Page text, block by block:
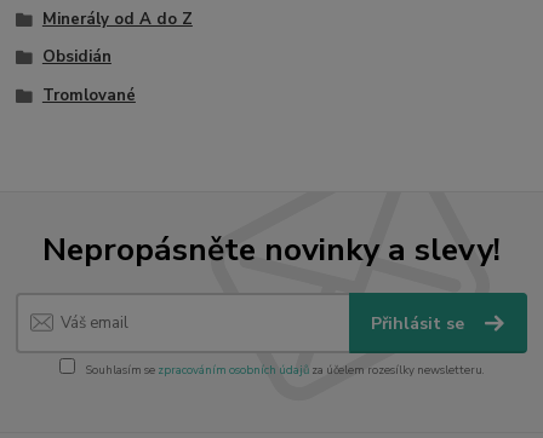
Minerály od A do Z
Obsidián
Tromlované
Nepropásněte novinky a slevy!
Přihlásit se
Souhlasím se zpracováním osobních údajůza účelem rozesílky newsletteru.